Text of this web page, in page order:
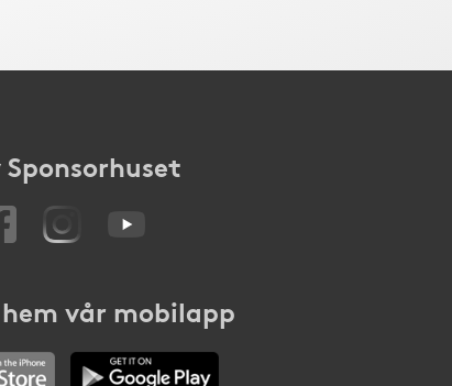
Sponsorhuset
vår mobilapp